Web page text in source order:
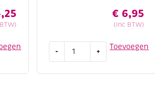
€ 6,95
(Inc BTW)
Toevoegen
-
reliefpaint
+